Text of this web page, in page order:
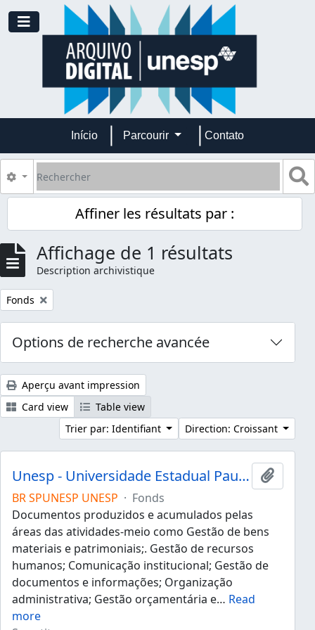
Skip to main content
Toggle navigation
Início Parcourir Contato
Rechercher
Search options
Affiner les résultats par :
Affichage de 1 résultats
Description archivistique
Remove filter:
Fonds
Options de recherche avancée
Aperçu avant impression
Card view
Table view
Trier par: Identifiant
Direction: Croissant
Unesp - Universidade Estadual Paulista "Júlio de Mesquita Filho"
Ajouter
BR SPUNESP UNESP · Fonds
Documentos produzidos e acumulados pelas
áreas das atividades-meio como Gestão de bens
materiais e patrimoniais;. Gestão de recursos
humanos; Comunicação institucional; Gestão de
documentos e informações; Organização
administrativa; Gestão orçamentária e… Read
more